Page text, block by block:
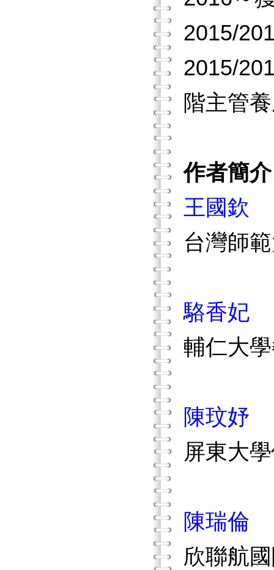
2015/
2015/
階主管
作者簡介
王國欽
台灣師
駱香妃
輔仁大
陳玟妤
屏東大
陳瑞倫
欣聯航